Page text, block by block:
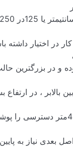
یا 125در 250
در اختیار داشته
و در بزرگترین
بالابر ، در
4متر دسترسی را
بعدی نیاز به